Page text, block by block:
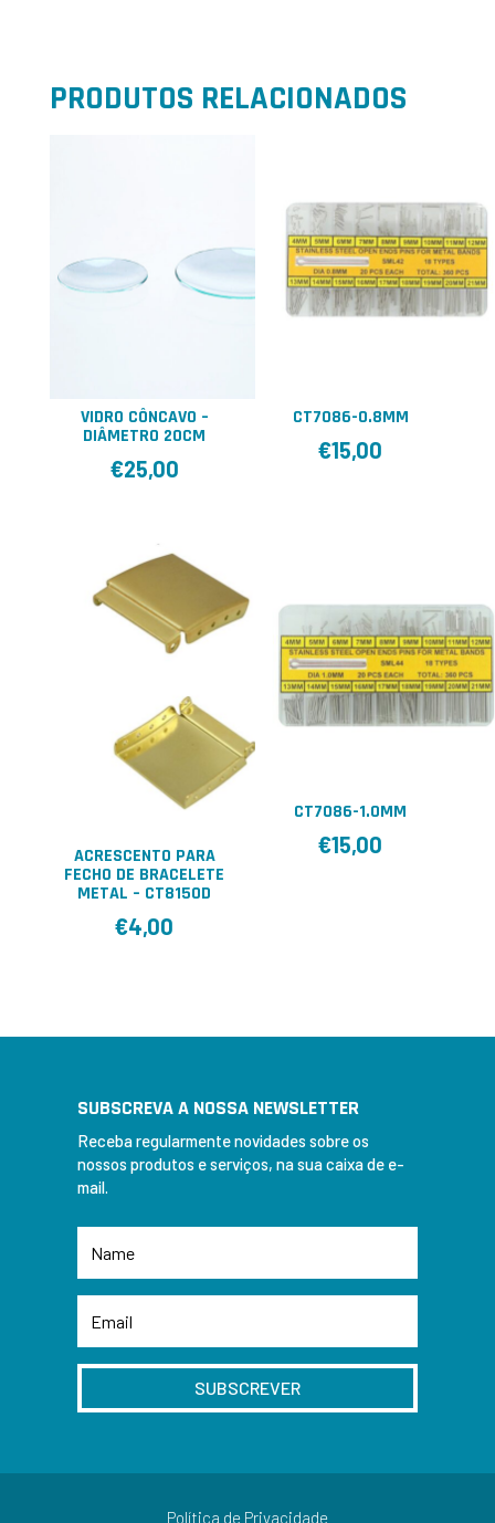
PRODUTOS RELACIONADOS
VIDRO CÔNCAVO –
DIÂMETRO 20CM
€25,00
CT7086-0.8MM
€15,00
ACRESCENTO PARA
FECHO DE BRACELETE
METAL – CT8150D
€4,00
CT7086-1.0MM
€15,00
SUBSCREVA A NOSSA NEWSLETTER
Receba regularmente novidades sobre os
nossos produtos e serviços, na sua caixa de e-
mail.
SUBSCREVER
Política de Privacidade